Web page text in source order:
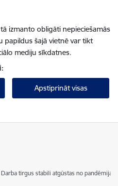
izmanto obligāti nepieciešamās
papildus šajā vietnē var tikt
mediju sīkdatnes.
Apstiprināt visas
Darba tirgus stabili atgūstas no